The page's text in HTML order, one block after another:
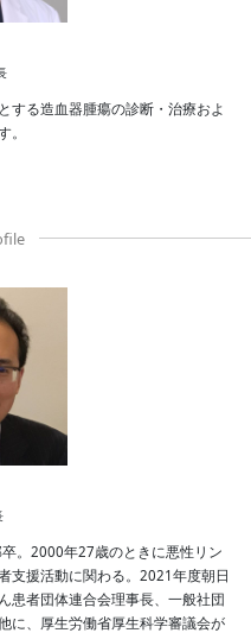
する造血器腫瘍の診断・治療およ
。
。2000年27歳のときに悪性リン
支援活動に関わる。2021年度朝日
患者団体連合会理事長、一般社団
に、厚生労働省厚生科学審議会が